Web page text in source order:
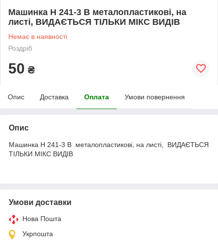
Машинка H 241-3 B металопластикові, на
листі, ВИДАЄТЬСЯ ТІЛЬКИ МІКС ВИДІВ
Немає в наявності
Роздріб
50 ₴
Опис Доставка Оплата Умови повернення
Опис
Машинка H 241-3 B металопластикові, на листі, ВИДАЄТЬСЯ
ТІЛЬКИ МІКС ВИДІВ
Умови доставки
Нова Пошта
Укрпошта